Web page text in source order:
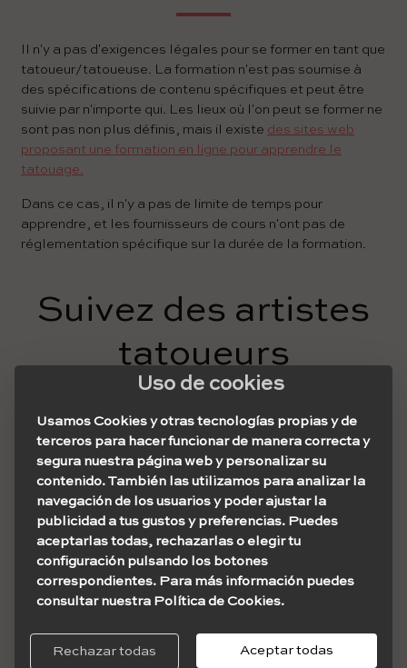
Il n'y a pas d'exigences légales pour se former en tant que
tatoueur/tatoueuse. La formation n'est pas soumise à
des spécifications de contenu spécifiques et peut être
suivie par n'importe qui. Les lieux où l'on peut se former ne
sont pas non plus définis, mais il existe des sites web
proposant une formation en ligne pour apprendre le
tatouage.
Dans ce cas, il n'y a pas de limite de temps pour
apprendre, et les fournisseurs de cours n'ont pas de
réglementation spécifique sur la durée de la formation.
Suivez des artistes
tatoueurs
Une bonne façon d'apprendre l'art du tatouage est de
suivre et d'étudier le travail d'artistes célèbres. Trouvez
des artistes renommés avec différents styles et analysez
leurs designs : composition, utilisation des couleurs,
techniques utilisées, etc.
Découvrez ce qui fonctionne pour vous et quel marché
convient au type de tatouages que vous souhaitez créer.
Apprenez à utiliser
Uso de cookies
Usamos Cookies y otras tecnologías propias y de
terceros para hacer funcionar de manera correcta y
segura nuestra página web y personalizar su
contenido. También las utilizamos para analizar la
navegación de los usuarios y poder ajustar la
publicidad a tus gustos y preferencias. Puedes
aceptarlas todas, rechazarlas o elegir tu
configuración pulsando los botones
correspondientes. Para más información puedes
consultar nuestra Política de Cookies.
Rechazar todas Aceptar todas